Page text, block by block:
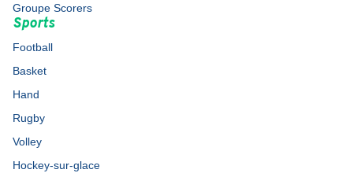
Groupe Scorers
Sports
Football
Basket
Hand
Rugby
Volley
Hockey-sur-glace